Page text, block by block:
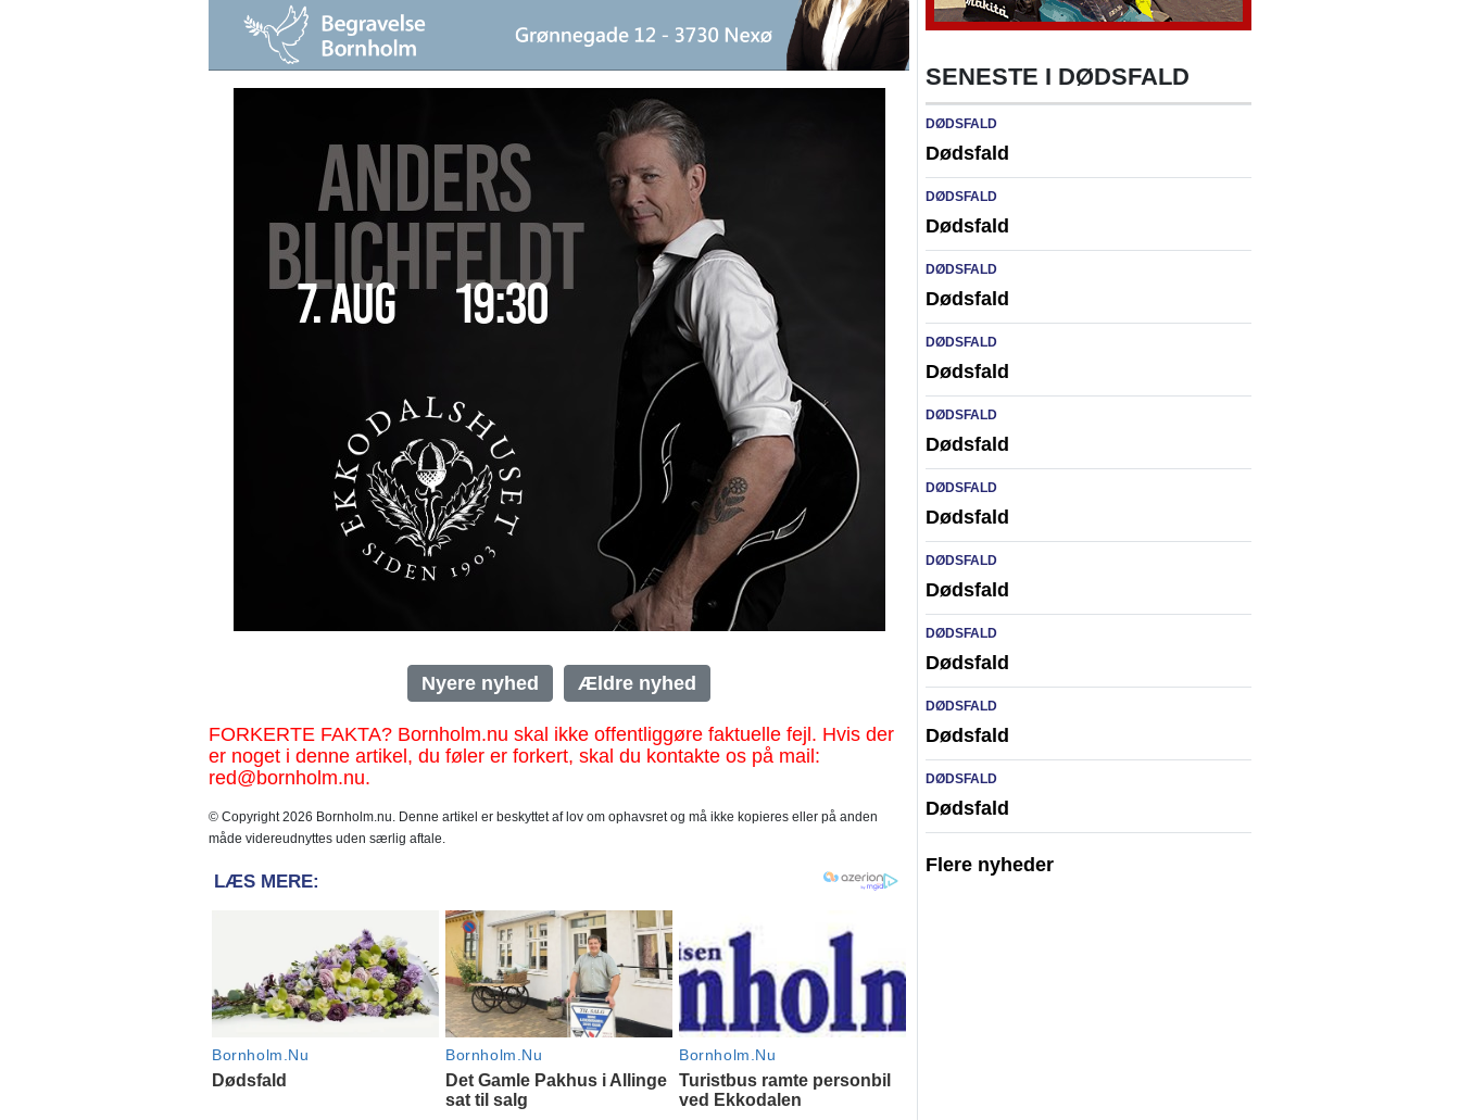
Nyere nyhed Ældre nyhed
FORKERTE FAKTA? Bornholm.nu skal ikke offentliggøre faktuelle fejl. Hvis der
er noget i denne artikel, du føler er forkert, skal du kontakte os på mail:
red@bornholm.nu.
© Copyright 2026 Bornholm.nu. Denne artikel er beskyttet af lov om ophavsret og må ikke kopieres eller på anden
måde videreudnyttes uden særlig aftale.
SENESTE I DØDSFALD
DØDSFALD
Dødsfald
DØDSFALD
Dødsfald
DØDSFALD
Dødsfald
DØDSFALD
Dødsfald
DØDSFALD
Dødsfald
DØDSFALD
Dødsfald
DØDSFALD
Dødsfald
DØDSFALD
Dødsfald
DØDSFALD
Dødsfald
DØDSFALD
Dødsfald
Flere nyheder